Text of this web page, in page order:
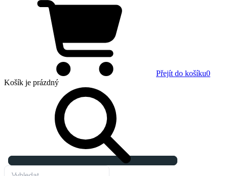
Přejít do košíku0
Košík je prázdný